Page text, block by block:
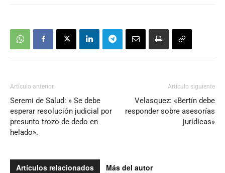
Artículo anterior
Seremi de Salud: » Se debe
esperar resolución judicial por
presunto trozo de dedo en
helado».
Artículo siguiente
Velasquez: «Bertín debe
responder sobre asesorías
jurídicas»
Artículos relacionados Más del autor